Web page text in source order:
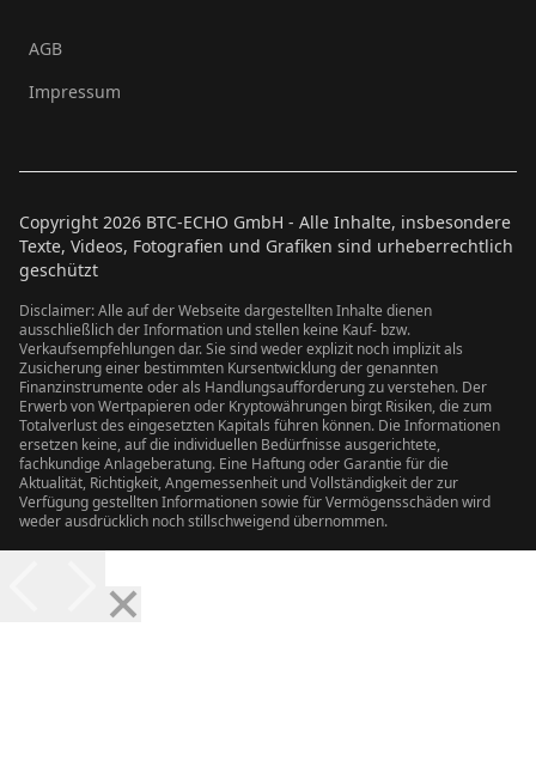
AGB
Impressum
Copyright 2026 BTC-ECHO GmbH - Alle Inhalte, insbesondere
Texte, Videos, Fotografien und Grafiken sind urheberrechtlich
geschützt
Disclaimer: Alle auf der Webseite dargestellten Inhalte dienen
ausschließlich der Information und stellen keine Kauf- bzw.
Verkaufsempfehlungen dar. Sie sind weder explizit noch implizit als
Zusicherung einer bestimmten Kursentwicklung der genannten
Finanzinstrumente oder als Handlungsaufforderung zu verstehen. Der
Erwerb von Wertpapieren oder Kryptowährungen birgt Risiken, die zum
Totalverlust des eingesetzten Kapitals führen können. Die Informationen
ersetzen keine, auf die individuellen Bedürfnisse ausgerichtete,
fachkundige Anlageberatung. Eine Haftung oder Garantie für die
Aktualität, Richtigkeit, Angemessenheit und Vollständigkeit der zur
Verfügung gestellten Informationen sowie für Vermögensschäden wird
weder ausdrücklich noch stillschweigend übernommen.